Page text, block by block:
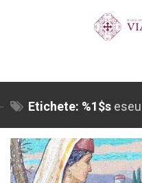
Pateric Atonit
Istoria Bisericii
Etichete: %1$s eseu